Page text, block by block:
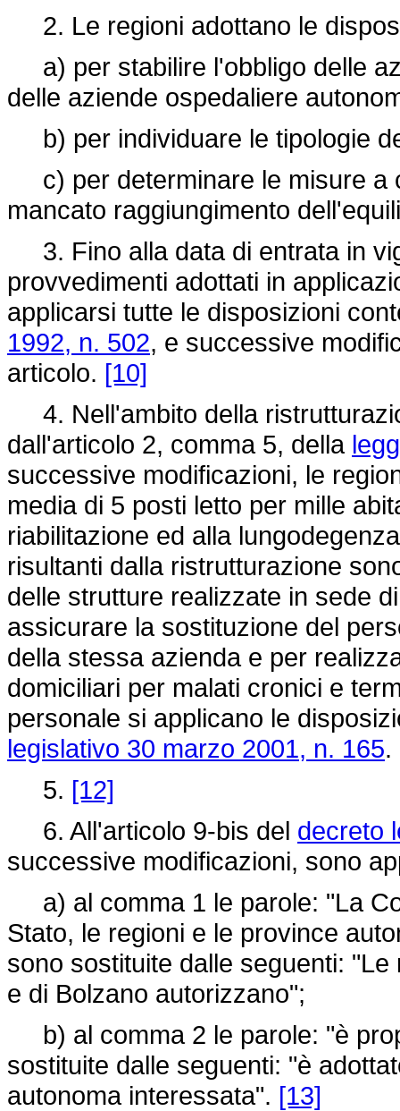
2. Le regioni adottano le
a) per stabilire l'obbligo delle
delle aziende ospedaliere
b) per individuare le tipologie
c) per determinare le misure a
mancato raggiungimento
3. Fino alla data di entrata in
provvedimenti adottati in
applicarsi tutte le disposizioni
1992, n. 502, e successive
articolo. [10]
4. Nell'ambito della
dall'articolo 2, comma 5, della
successive modificazioni, le
media di 5 posti letto per mille
riabilitazione ed alla
risultanti dalla ristrutturazione
delle strutture realizzate in sede
assicurare la sostituzione del
della stessa azienda e per
domiciliari per malati cronici e
personale si applicano le
legislativo 30 marzo 2001, n. 165.
5. [12]
6. All'articolo 9-bis del decreto
successive modificazioni, sono
a) al comma 1 le parole: "La
Stato, le regioni e le province
sono sostituite dalle seguenti:
e di Bolzano autorizzano";
b) al comma 2 le parole: "è
sostituite dalle seguenti: "è
autonoma interessata". [13]